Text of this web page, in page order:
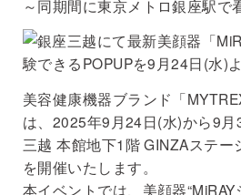
～同期間に東京メトロ銀座駅で
美容健康機器ブランド「
は、2025年9月24日(水)から9月
三越 本館地下1階 GINZAステー
を開催いたします。
本イベントでは、美顔器